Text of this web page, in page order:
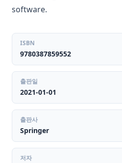
software.
ISBN
9780387859552
출판일
2021-01-01
출판사
Springer
저자